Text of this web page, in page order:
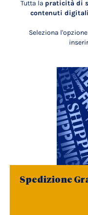
Tutta la praticità di
contenuti digitali
Seleziona
Spedizione